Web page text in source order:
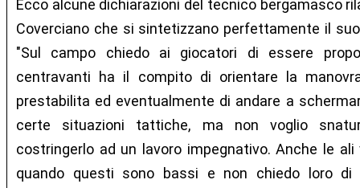
Ecco alcune dichiarazioni del tecnico bergamasco
Coverciano che si sintetizzano perfettamente il
"Sul campo chiedo ai giocatori di essere
centravanti ha il compito di orientare la
prestabilita ed eventualmente di andare a
certe situazioni tattiche, ma non voglio
costringerlo ad un lavoro impegnativo. Anche le
quando questi sono bassi e non chiedo loro di